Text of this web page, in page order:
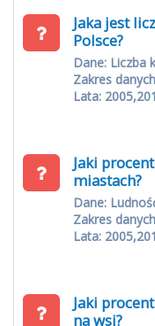
Jaka jest
Polsce?
Dane: Liczba
Zakres
Lata:
Jaki
miastach?
Dane:
Zakres
Lata:
Jaki
na wsi?